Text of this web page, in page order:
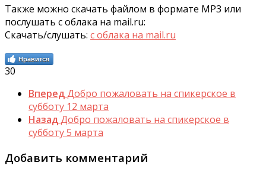
Также можно скачать файлом в формате MP3 или
послушать с облака на mail.ru:
Скачать/слушать: с облака на mail.ru
Нравится
30
ВпередДобро пожаловать на спикерское в
субботу 12 марта
НазадДобро пожаловать на спикерское в
субботу 5 марта
Добавить комментарий